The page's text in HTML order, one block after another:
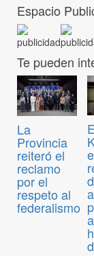
Espacio
Te pueden
La
Provincia
reiteró el
reclamo
por el
respeto al
federalismo